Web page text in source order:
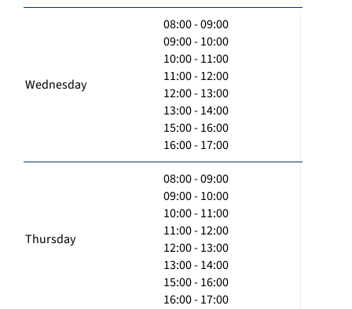
Wednesday
08:00 - 09:00
09:00 - 10:00
10:00 - 11:00
11:00 - 12:00
12:00 - 13:00
13:00 - 14:00
15:00 - 16:00
16:00 - 17:00
Thursday
08:00 - 09:00
09:00 - 10:00
10:00 - 11:00
11:00 - 12:00
12:00 - 13:00
13:00 - 14:00
15:00 - 16:00
16:00 - 17:00